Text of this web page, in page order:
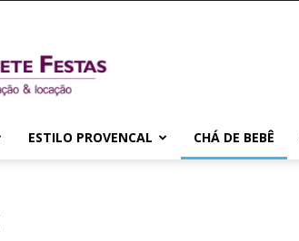
ESTILO PROVENCAL CHÁ DE BEBÊ